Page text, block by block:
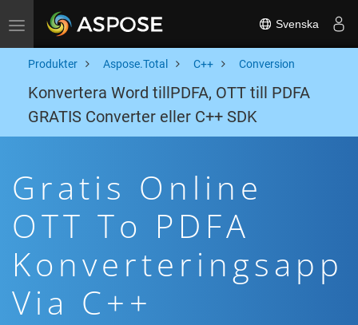
Toggle navigation Svenska
Produkter Aspose.Total C++ Conversion
Konvertera Word tillPDFA, OTT till PDFA
GRATIS Converter eller C++ SDK
Gratis Online
OTT To PDFA
Konverteringsapp
Via C++